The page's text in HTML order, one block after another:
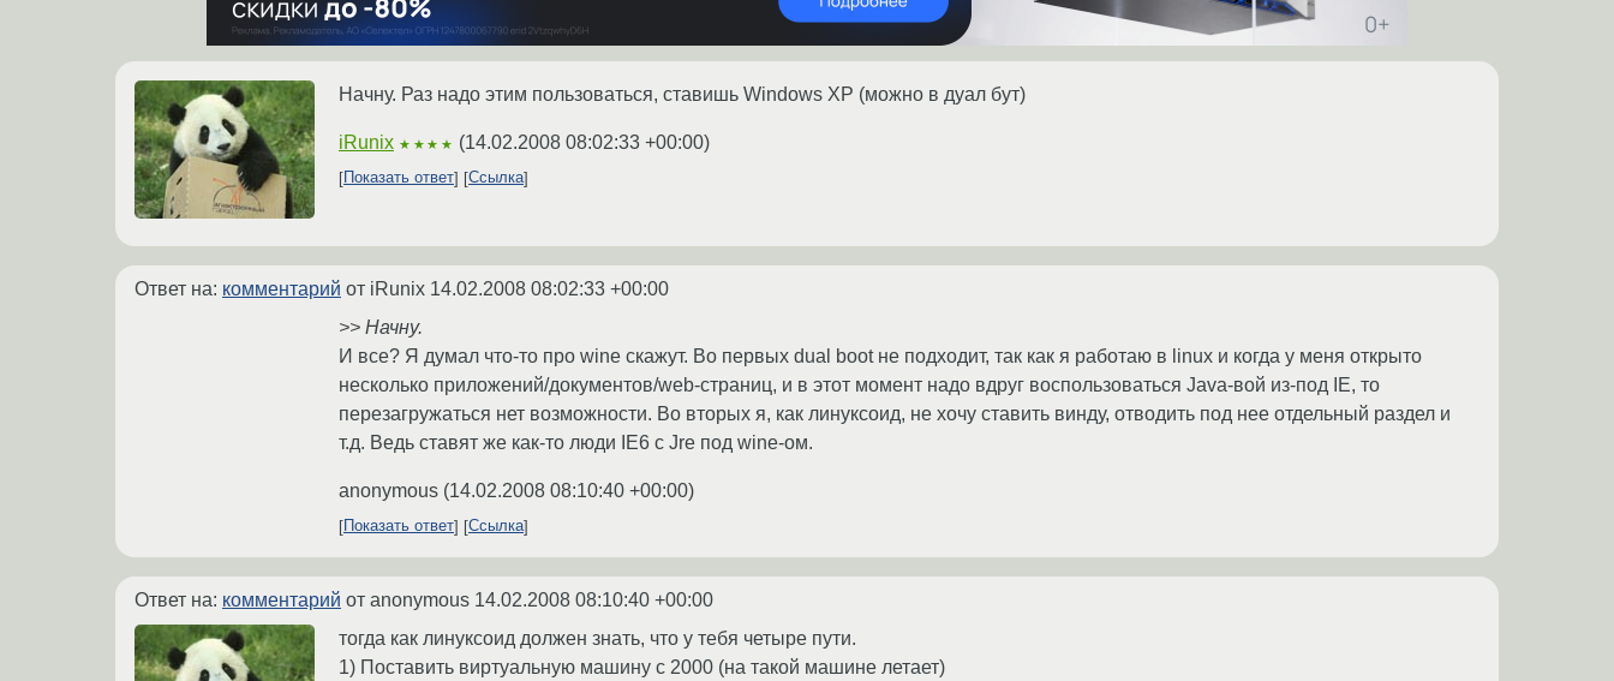
Начну. Раз надо этим пользоваться, ставишь Windows XP (можно в дуал бут)
iRunix ★★★★ (14.02.2008 08:02:33 +00:00)
Показать ответ Ссылка
Ответ на: комментарий от iRunix 14.02.2008 08:02:33 +00:00
>> Начну.
И все? Я думал что-то про wine скажут. Во первых dual boot не подходит, так как я работаю в linux и когда у меня открыто
несколько приложений/документов/web-страниц, и в этот момент надо вдруг воспользоваться Java-вой из-под IE, то
перезагружаться нет возможности. Во вторых я, как линуксоид, не хочу ставить винду, отводить под нее отдельный раздел и
т.д. Ведь ставят же как-то люди IE6 с Jre под wine-ом.
anonymous (14.02.2008 08:10:40 +00:00)
Показать ответ Ссылка
Ответ на: комментарий от anonymous 14.02.2008 08:10:40 +00:00
тогда как линуксоид должен знать, что у тебя четыре пути.
1) Поставить виртуальную машину с 2000 (на такой машине летает)